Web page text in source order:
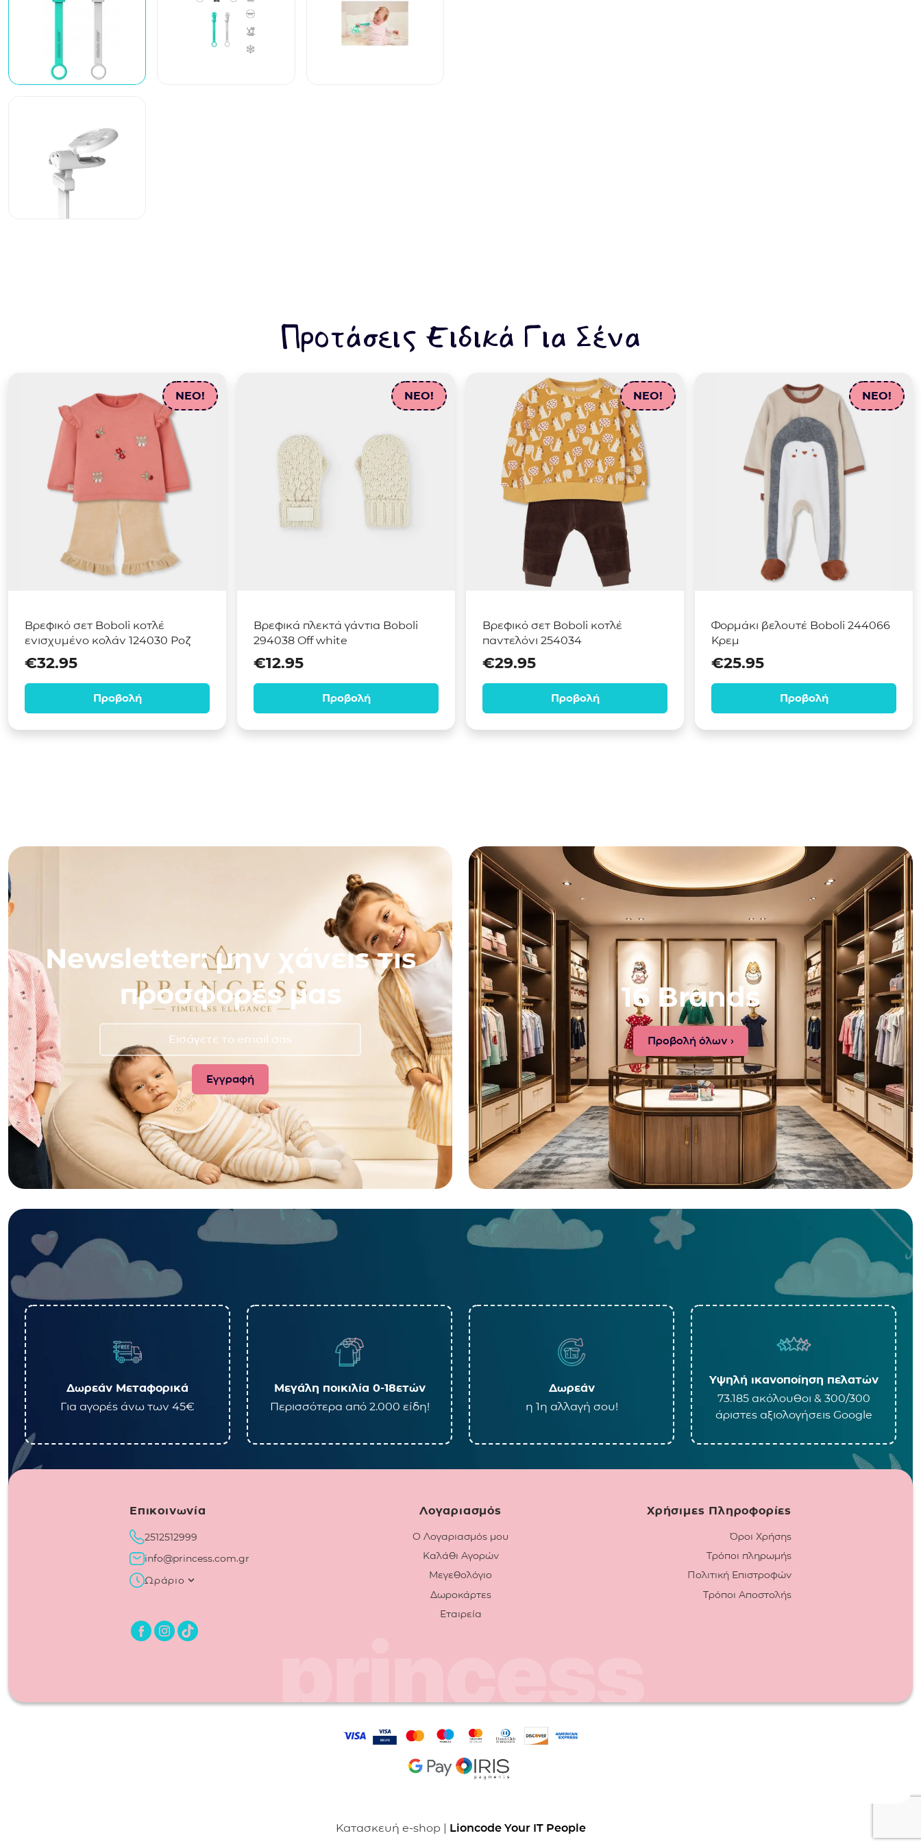
Προτάσεις Ειδικά Για Σένα
NEO!
Βρεφικό σετ Boboli κοτλέ
ενισχυμένο κολάν 124030 Ροζ
€32.95
Προβολή
NEO!
Βρεφικά πλεκτά γάντια Boboli
294038 Off white
€12.95
Προβολή
NEO!
Βρεφικό σετ Boboli κοτλέ
παντελόνι 254034
€29.95
Προβολή
NEO!
Φορμάκι βελουτέ Boboli 244066
Κρεμ
€25.95
Προβολή
Newsletter: μην χάνεις τις
προσφορές μας
16 Brands
Προβολή όλων ›
Δωρεάν Μεταφορικά
Για αγορές άνω των 45€
Μεγάλη ποικιλία 0-18ετών
Περισσότερα από 2.000 είδη!
Δωρεάν
η 1η αλλαγή σου!
Υψηλή ικανοποίηση πελατών
73.185 ακόλουθοι & 300/300
άριστες αξιολογήσεις Google
Επικοινωνία
2512512999
info@princess.com.gr
Ωράριο
Λογαριασμός
Ο Λογαριασμός μου
Καλάθι Αγορών
Μεγεθολόγιο
Δωροκάρτες
Εταιρεία
Χρήσιμες Πληροφορίες
Όροι Χρήσης
Τρόποι πληρωμής
Πολιτική Επιστροφών
Τρόποι Αποστολής
Κατασκευή e-shop | Lioncode Your IT People